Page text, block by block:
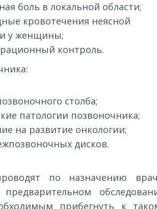
боль в локальной области;
кровотечения неясной
у женщины;
контроль.
столба;
патологии позвоночника;
на развитие онкологии;
дисков.
по назначению
прибегнуть к